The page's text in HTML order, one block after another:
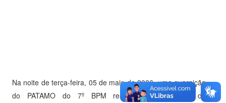
Na noite de terça-feira, 05 de maio de 2026, uma guarnição
do PATAMO do 7º BPM realizou a apreensão de